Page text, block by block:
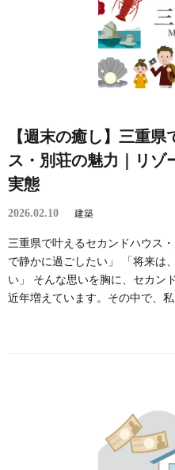
【週末の癒し】三重
ス・別荘の魅力｜リゾ
実態
2026.02.10 建築
三重県で叶えるセカンドハウス
で静かに過ごしたい」 「将来は
い」 そんな思いを胸に、セカン
近年増えています。その中で、